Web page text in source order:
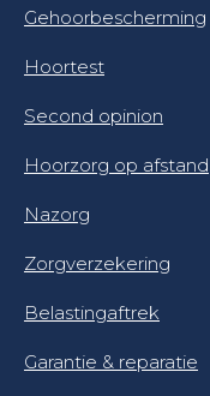
Gehoorbescherming
Hoortest
Second opinion
Hoorzorg op afstand
Nazorg
Zorgverzekering
Belastingaftrek
Garantie & reparatie